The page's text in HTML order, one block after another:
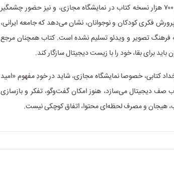
اگر بخواهیم از زاویه‌ای کلان‌تر نگاه کنیم، فروش ۷۰۰ هزار نسخه کتاب در نمایشگاه مجازی، و نیز حضور چشمگیر
فکری کودکان و نوجوانان، نشان می‌دهد که جامعه ایرانی،
فرهنگ تصویر و ویدئو تسلیم نشده است. کتاب همچنان مرجع
باید برای بقا، خود را با زیست دیجیتال سازگار کند.
کتابی، خصوصا نمایشگاه مجازی، شاید در خودِ مفهوم «امید
صف دیجیتال می‌سازد، هنوز امکان گفت‌وگو، تفکر و بازسازی
هیجان و مصرف لحظه‌ای محتوا، اتفاق کوچکی نیست.